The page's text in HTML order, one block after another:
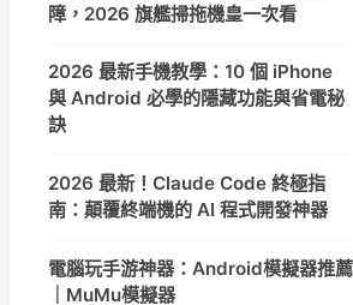
障，2026 旗艦掃拖機皇一次看
2026 最新手機教學：10 個 iPhone
與 Android 必學的隱藏功能與省電秘
訣
2026 最新！Claude Code 終極指
南：顛覆終端機的 AI 程式開發神器
電腦玩手游神器：Android模擬器推薦
｜MuMu模擬器